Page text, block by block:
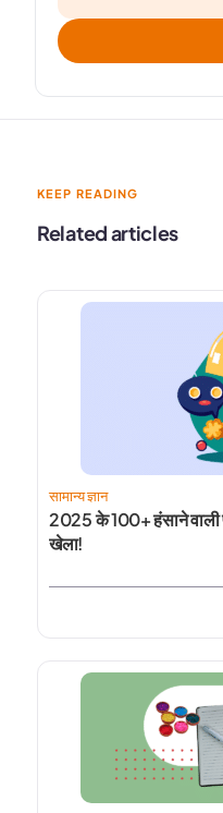
KEEP READING
Related articles
सामान्य ज्ञान
2025 के 100+ हंसाने वाली
खेला!